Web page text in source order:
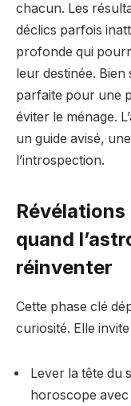
chacun. Les
déclics parfois
profonde qui
leur destinée.
parfaite pour une
éviter le ménage.
un guide avisé,
l’introspection.
quand
réinventer
Cette phase clé
curiosité. Elle invite
Lever la tête du
horoscope